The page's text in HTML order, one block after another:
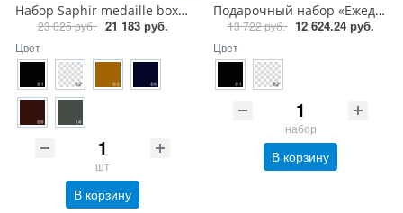
Набор Saphir medaille box, уход за кожей
23 025 руб. 21 183 руб.
Цвет
шт
В корзину
Подарочный набор «Ежедневный уход за кожей» Saphir Medaille D'or
13 722 руб. 12 624.24 руб.
Цвет
набор
В корзину